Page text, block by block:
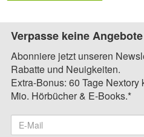
Verpasse keine
Abonniere jetzt unseren
Rabatte und Neuigkeiten.
Extra-Bonus: 60 Tage
Mio. Hörbücher & E-Books.*